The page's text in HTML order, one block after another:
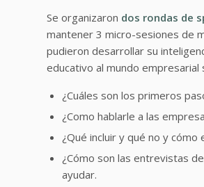
Se organizaron dos rondas de
mantener 3 micro-sesiones de
pudieron desarrollar su
educativo al mundo
¿Cuáles son los primeros
¿Como hablarle a las
¿Qué incluir y qué no y cómo
¿Cómo son las entrevistas
ayudar.